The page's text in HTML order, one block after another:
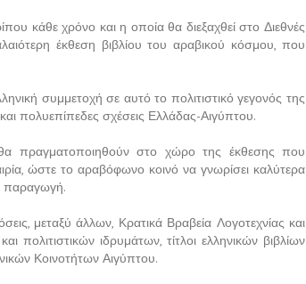
κάθε χρόνο και η οποία θα διεξαχθεί στο Διεθνές
έκθεση βιβλίου του αραβικού κόσμου, που
συμμετοχή σε αυτό το πολιτιστικό γεγονός της
και πολυεπίπεδες σχέσεις Ελλάδας-Αιγύπτου.
πραγματοποιηθούν στο χώρο της έκθεσης που
ώστε το αραβόφωνο κοινό να γνωρίσει καλύτερα
παραγωγή.
μεταξύ άλλων, Κρατικά Βραβεία Λογοτεχνίας και
πολιτιστικών ιδρυμάτων, τίτλοι ελληνικών βιβλίων
Κοινοτήτων Αιγύπτου.